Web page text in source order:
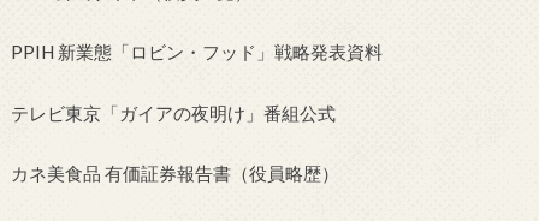
PPIH 新業態「ロビン・フッド」戦略発表資料
テレビ東京「ガイアの夜明け」番組公式
カネ美食品 有価証券報告書（役員略歴）